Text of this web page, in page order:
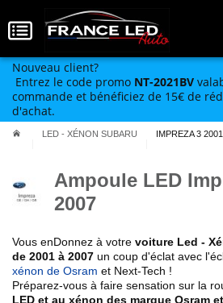
Nouveau client?
Entrez le code promo NT-2021BV
commande et bénéficiez de 15€ de
d'achat.
LED - XÉNON SUBARU IMPREZA 3
Ampoule LED
2007
Vous enDonnez à votre voiture Led -
de 2001 à 2007 un coup d'éclat avec
xénon de Osram et Next-Tech !
Préparez-vous à faire sensation sur la
LED et au xénon des marque Osram